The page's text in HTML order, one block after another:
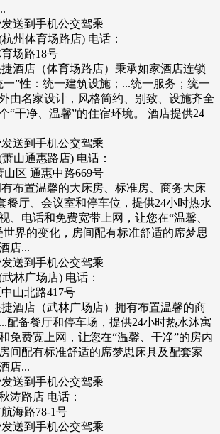
送到手机公交驾乘
体育场路店) 电话：
场路18号
店（体育场路店）秉承如家酒店连锁
”性：统一建筑设施；...统一服务；统一
由名家设计，风格简约、别致、设施齐全
“干净、温馨”的住宿环境。 酒店提供24
送到手机公交驾乘
通惠路店) 电话：
区 通惠中路669号
置温馨的大床房、标准房、商务大床
餐厅、会议室和停车位，提供24小时热水
、电话和免费宽带上网，让您在“温馨、
世界的变化，房间配有标准舒适的席梦思
店...
送到手机公交驾乘
广场店) 电话：
山北路417号
店（武林广场店）拥有布置温馨的商
配备餐厅和停车场，提供24小时热水沐寓
免费宽上网，让您在“温馨、干净”的房内
间配有标准舒适的席梦思床具及配套家
店...
送到手机公交驾乘
路店 电话：
海路78-1号
到手机公交驾乘